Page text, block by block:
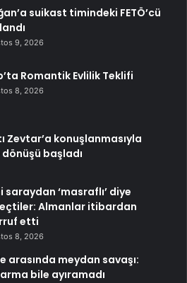
suikast timindeki FETÖ’cü
9, 2026
Romantik Evlilik Teklifi
8, 2026
Zevtar’a konuşlanmasıyla
başladı
saraydan ‘masraflı’ diye
Almanlar itibardan
etti
8, 2026
arasında meydan savaşı:
bile ayıramadı